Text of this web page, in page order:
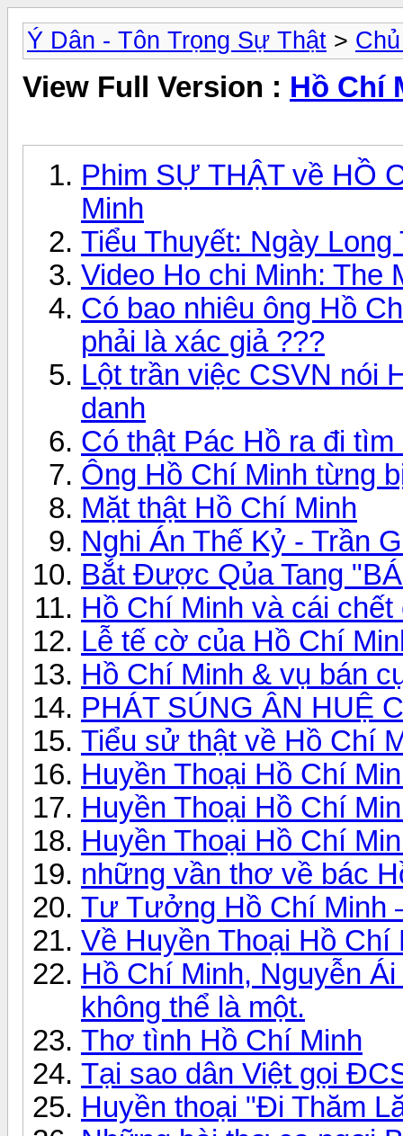
Ý Dân - Tôn Trọng Sự Thật >
View Full Version : Hồ Chí
Phim SỰ THẬT về HỒ
Minh
Tiểu Thuyết: Ngày
Video Ho chi Minh: The
Có bao nhiêu ông Hồ
phải là xác giả ???
Lột trần việc CSVN nói
danh
Có thật Pác Hồ ra đi
Ông Hồ Chí Minh từng
Mặt thật Hồ Chí Minh
Nghi Án Thế Kỷ - Trần
Bắt Được Qủa Tang
Hồ Chí Minh và cái
Lễ tế cờ của Hồ Chí
Hồ Chí Minh & vụ bán
PHÁT SÚNG ÂN HUỆ
Tiểu sử thật về Hồ Chí
Huyền Thoại Hồ Chí
Huyền Thoại Hồ Chí
Huyền Thoại Hồ Chí
những vần thơ về bác
Tư Tưởng Hồ Chí Minh
Về Huyền Thoại Hồ Chí
Hồ Chí Minh, Nguyễn
không thể là một.
Thơ tình Hồ Chí Minh
Tại sao dân Việt gọi
Huyền thoại "Đi Thăm